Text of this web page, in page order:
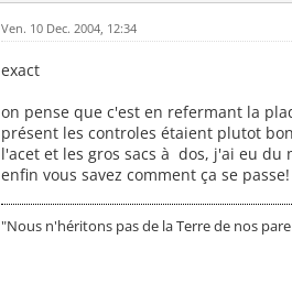
Ven. 10 Dec. 2004, 12:34
exact
on pense que c'est en refermant la
présent les controles étaient plutot
l'acet et les gros sacs à dos, j'ai eu
enfin vous savez comment ça se passe!
"Nous n'héritons pas de la Terre de nos